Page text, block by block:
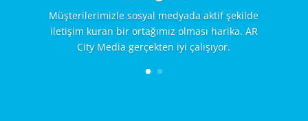
Müşterilerimizle sosyal medyada aktif şekilde
iletişim kuran bir ortağımız olması harika. AR
City Media gerçekten iyi çalışıyor.